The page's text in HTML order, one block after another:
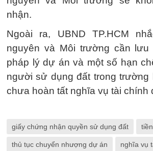
nhận.
Ngoài ra, UBND TP.HCM
nguyên và Môi trường cần
pháp lý dự án và một số hạn
người sử dụng đất trong
chưa hoàn tất nghĩa vụ tài chính
giấy chứng nhận quyền sử dụng đất
thủ tục chuyển nhượng dự án nghĩa vụ